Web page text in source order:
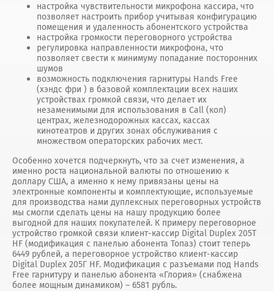
настройка чувствительности микрофона кассира, что
позволяет настроить прибор учитывая конфигурацию
помещения и удаленность абонентского устройства
настройка громкости переговорного устройства
регулировка направленности микрофона, что
позволяет свести к минимуму попадание посторонних
шумов
возможность подключения гарнитуры Hands Free
(хэндс фри ) в базовой комплектации всех наших
устройствах громкой связи, что делает их
незаменимыми для использования в Call (кол)
центрах, железнодорожных кассах, кассах
кинотеатров и других зонах обслуживания с
множеством операторских рабочих мест.
Особенно хочется подчеркнуть, что за счет изменения, а
именно роста национальной валюты по отношению к
доллару США, а именно к нему привязаны цены на
электронные компоненты и комплектующие, используемые
для производства нами дуплексных переговорных устройств
мы смогли сделать цены на нашу продукцию более
выгодной для наших покупателей. К примеру переговорное
устройство громкой связи клиент-кассир Digital Duplex 205Т
HF (модификация с панелью абонента Топаз) стоит теперь
6449 рублей, а переговорное устройство клиент-кассир
Digital Duplex 205Г HF. Модификация с разъемами под Hands
Free гарнитуру и панелью абонента «Глория» (снабжена
более мощным динамиком) – 6581 рубль.